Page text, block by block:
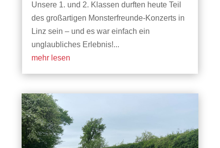
Unsere 1. und 2. Klassen durften heute Teil
des großartigen Monsterfreunde-Konzerts in
Linz sein – und es war einfach ein
unglaubliches Erlebnis!...
mehr lesen